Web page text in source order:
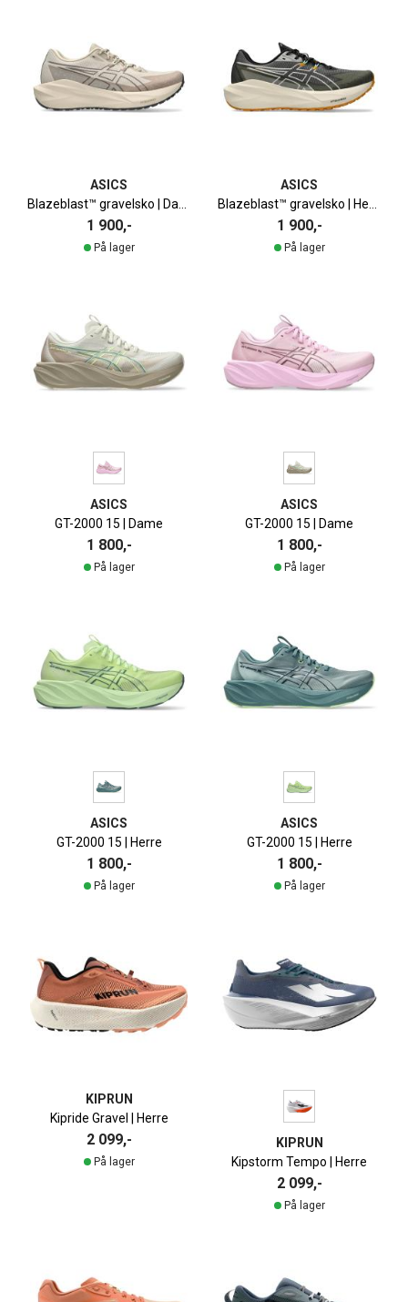
ASICS
Blazeblast™ gravelsko | Dame
1 900,-
På lager
ASICS
Blazeblast™ gravelsko | Herre
1 900,-
På lager
ASICS
GT-2000 15 | Dame
1 800,-
På lager
ASICS
GT-2000 15 | Dame
1 800,-
På lager
ASICS
GT-2000 15 | Herre
1 800,-
På lager
ASICS
GT-2000 15 | Herre
1 800,-
På lager
KIPRUN
Kipride Gravel | Herre
2 099,-
På lager
KIPRUN
Kipstorm Tempo | Herre
2 099,-
På lager